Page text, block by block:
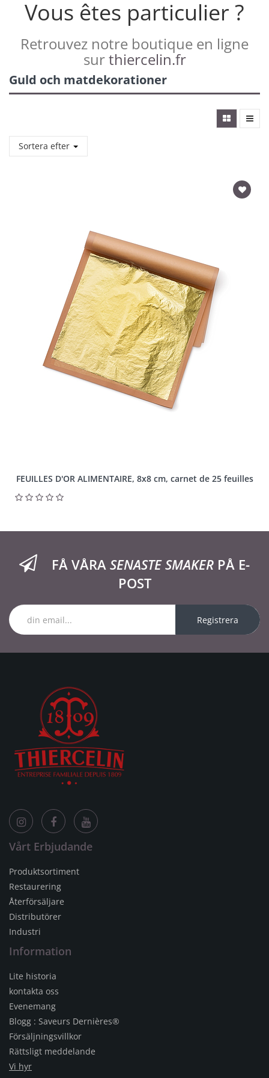
Vous êtes particulier ?
Retrouvez notre boutique en ligne
surthiercelin.fr
Guld och matdekorationer
Sortera efter
FEUILLES D'OR ALIMENTAIRE, 8x8 cm, carnet de 25 feuilles
FÅ VÅRA SENASTE SMAKER PÅ E-
POST
Registrera
Vårt Erbjudande
Produktsortiment
Restaurering
Återförsäljare
Distributörer
Industri
Information
Lite historia
kontakta oss
Evenemang
Blogg : Saveurs Dernières®
Försäljningsvillkor
Rättsligt meddelande
Vi hyr